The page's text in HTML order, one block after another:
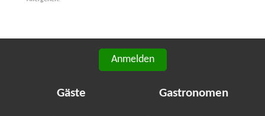
Anmelden
Gäste Gastronomen